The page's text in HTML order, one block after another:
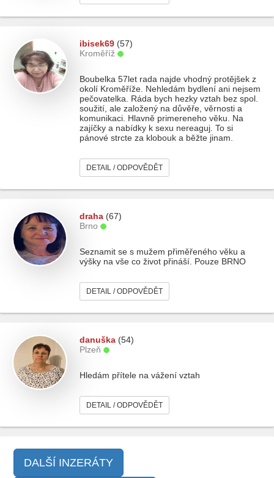
ibisek69 (57)
Kroměříž
Boubelka 57let rada najde vhodný protějšek z
okolí Kroměříže. Nehledám bydlení ani nejsem
pečovatelka. Ráda bych hezky vztah bez spol.
soužití, ale založený na důvěře, věrnosti a
komunikaci. Hlavně primereneho věku. Na
zajíčky a nabídky k sexu nereaguj. To si
pánové strcte za klobouk a běžte jinam.
DETAIL / ODPOVĚDĚT
draha (67)
Brno
Seznamit se s mužem přiměřeného věku a
výšky na vše co život přináší. Pouze BRNO
DETAIL / ODPOVĚDĚT
danuška (54)
Plzeň
Hledám přítele na vážení vztah
DETAIL / ODPOVĚDĚT
DALŠÍ INZERÁTY